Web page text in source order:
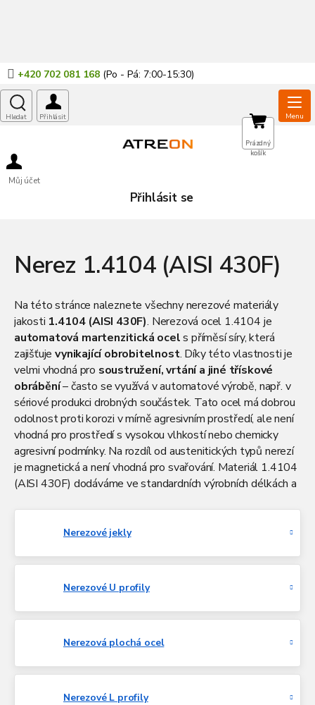
+420 702 081 168
Můj účet
Přihlásit se
NÁKUPNÍ
KOŠÍK
Prázdný
košík
Nerez 1.4104 (AISI 430F)
Na této stránce naleznete všechny nerezové materiály
jakosti 1.4104 (AISI 430F). Nerezová ocel 1.4104 je
automatová martenzitická ocels příměsí síry, která
zajišťujevynikající obrobitelnost. Díky této vlastnosti je
velmi vhodná pro soustružení, vrtání a jiné třískové
obrábění– často se využívá v automatové výrobě, např. v
sériové produkci drobných součástek. Tato ocel má dobrou
odolnost proti korozi v mírně agresivním prostředí, ale není
vhodná pro prostředí s vysokou vlhkostí nebo chemicky
agresivní podmínky. Na rozdíl od austenitických typů nerezí
je magnetická a není vhodná pro svařování. Materiál 1.4104
(AISI 430F) dodáváme ve standardních výrobních délkách a
republice za výhodné ceny.
Nerezové jekly
Nerezové U profily
Nerezová plochá ocel
Nerezové L profily